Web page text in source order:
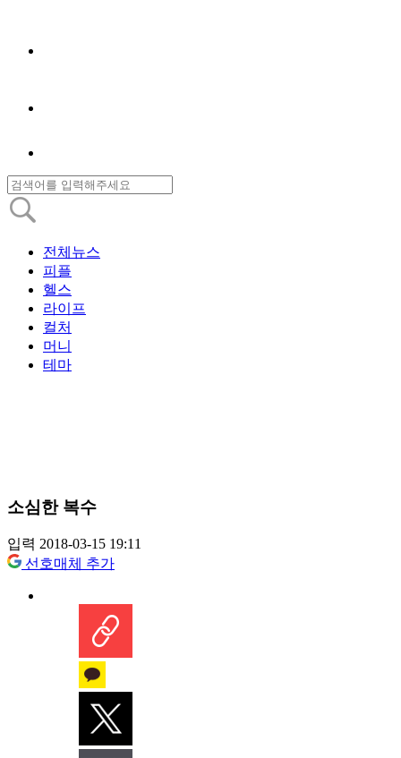
전체뉴스
피플
헬스
라이프
컬처
머니
테마
소심한 복수
입력 2018-03-15 19:11
선호매체 추가